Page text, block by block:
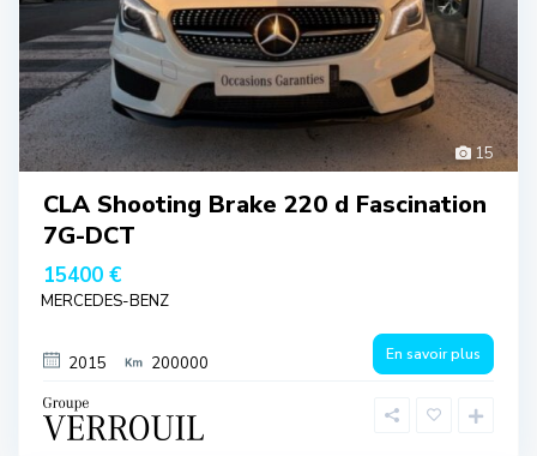
15
CLA Shooting Brake 220 d Fascination
7G-DCT
15400 €
MERCEDES-BENZ
2015 200000 En savoir plus